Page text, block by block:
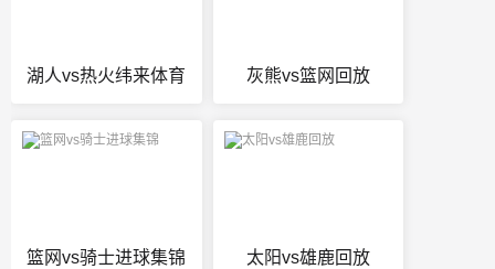
湖人vs热火纬来体育 灰熊vs篮网回放
篮网vs骑士进球集锦 太阳vs雄鹿回放